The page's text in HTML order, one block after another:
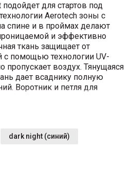
для стартов под
Aerotech зоны с
спине и в проймах делают
и эффективно
ткань защищает от
с помощью технологии UV-
пропускает воздух. Тянущаяся
дает всаднику полную
Воротник и петля для
стандарту OEKO-TEX® Standard
dark night (синий)